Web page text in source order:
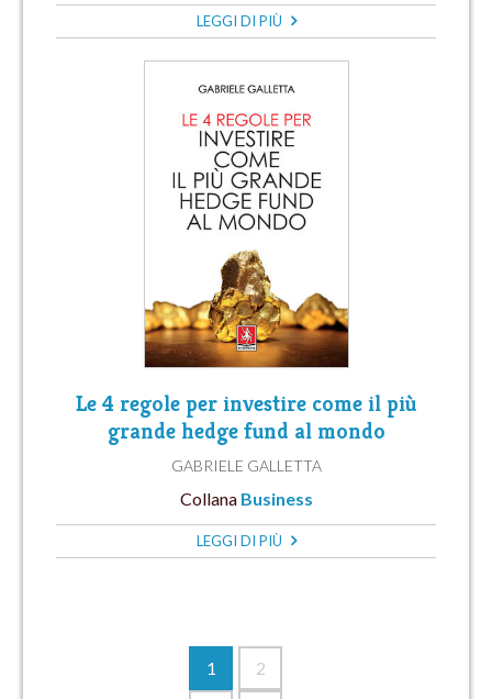
LEGGI DI PIÙ
Le 4 regole per investire come il più
grande hedge fund al mondo
GABRIELE GALLETTA
Collana Business
LEGGI DI PIÙ
1 2